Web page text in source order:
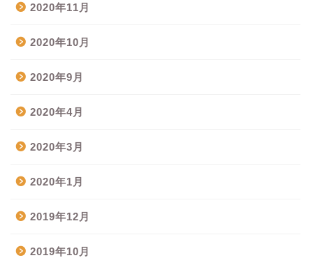
2020年11月
2020年10月
2020年9月
2020年4月
2020年3月
2020年1月
2019年12月
2019年10月